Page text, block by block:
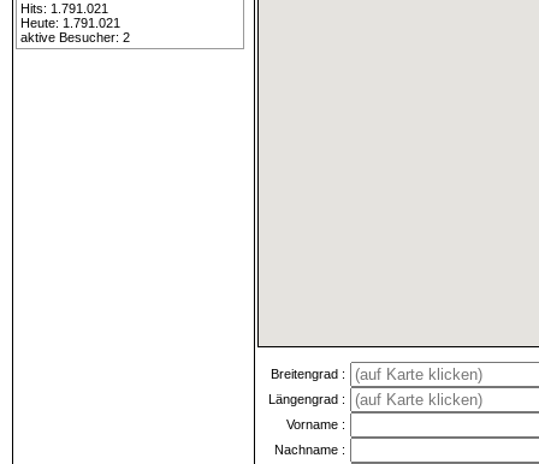
Hits: 1.791.021
Heute: 1.791.021
aktive Besucher: 2
Breitengrad :
Längengrad :
Vorname :
Nachname :